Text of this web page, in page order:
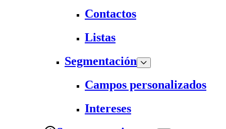
Contactos
Listas
Segmentación
Campos personalizados
Intereses